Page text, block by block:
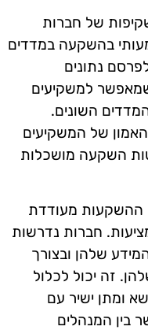
של חברות
בהשקעה במדדים
לפרסם נתונים
למשקיעים
השונים.
של המשקיעים
השקעה מושכלות
ההשקעות מעודדת
חברות נדרשות
שלהן ובצורך
זה יכול לכלול
ומתן ישיר עם
בין המנהלים